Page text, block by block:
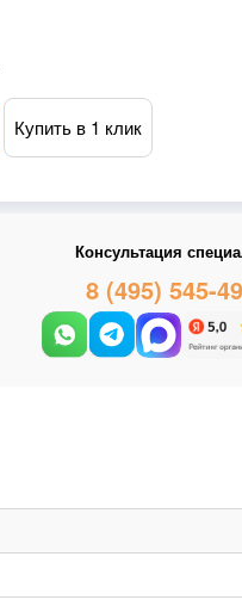
Купить в 1 клик
Консультация
8 (495) 545-